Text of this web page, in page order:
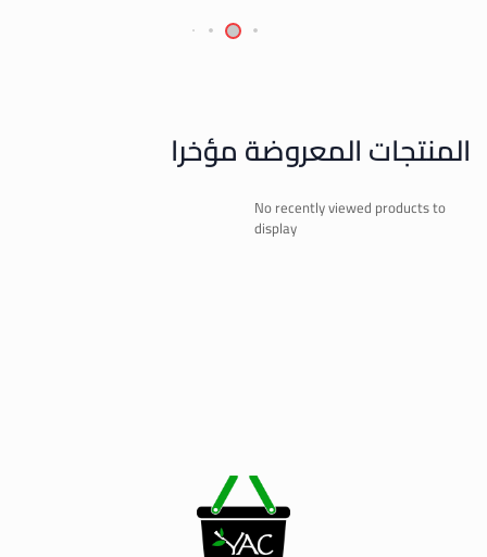
المنتجات المعروضة مؤخرا
No recently viewed products to
display